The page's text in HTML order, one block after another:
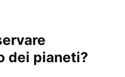
dei pianeti?